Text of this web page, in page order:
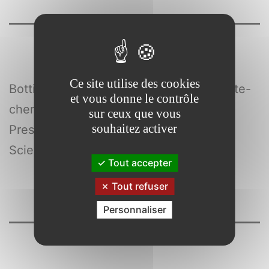
Bottini , Eleonora (1984-….) , enseignante-
chercheuse en droit
Presses universitaires de Paris Ouest
Sciences juridiques et politiques
Ce site utilise des cookies
et vous donne le contrôle
sur ceux que vous
souhaitez activer
Tout accepter
Tout refuser
Personnaliser